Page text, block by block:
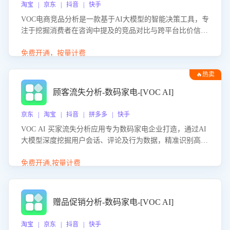
淘宝 | 京东 | 抖音 | 快手
VOC电商竞品分析是一款基于AI大模型的智能决策工具，专
注于挖掘消费者在咨询中提及的竞品对比与跨平台比价信
商品信息，进行多维度交叉对比，并分析消费者的比价行
企业优化营销话术、突出产品与服务优势，有效提升咨询转
化率，避免陷入单纯价格竞争，实现精准扬长避短。
免费开通，按量计费
🔥热卖
顾客流失分析-数码家电-[VOC AI]
京东 | 淘宝 | 抖音 | 拼多多 | 快手
VOC AI 买家流失分析应用专为数码家电企业打造，通过AI
大模型深度挖掘用户会话、评论及行为数据，精准识别高流
应延迟、竞品价格冲击等。系统自动输出可落地的挽回策
免费开通,按量计费
赠品促销分析-数码家电-[VOC AI]
淘宝 | 京东 | 抖音 | 快手